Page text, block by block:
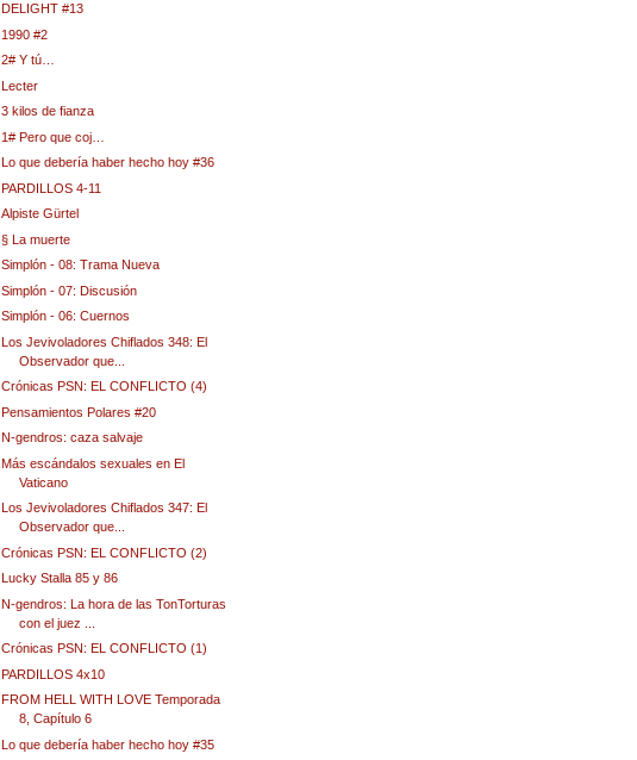
DELIGHT #13
1990 #2
2# Y tú…
Lecter
3 kilos de fianza
1# Pero que coj…
Lo que debería haber hecho hoy #36
PARDILLOS 4-11
Alpiste Gürtel
§ La muerte
Simplón - 08: Trama Nueva
Simplón - 07: Discusión
Simplón - 06: Cuernos
Los Jevivoladores Chiflados 348: El
Observador que...
Crónicas PSN: EL CONFLICTO (4)
Pensamientos Polares #20
N-gendros: caza salvaje
Más escándalos sexuales en El
Vaticano
Los Jevivoladores Chiflados 347: El
Observador que...
Crónicas PSN: EL CONFLICTO (2)
Lucky Stalla 85 y 86
N-gendros: La hora de las TonTorturas
con el juez ...
Crónicas PSN: EL CONFLICTO (1)
PARDILLOS 4x10
FROM HELL WITH LOVE Temporada
8, Capítulo 6
Lo que debería haber hecho hoy #35